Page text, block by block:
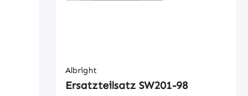
Albright
Ersatzteilsatz SW201-98